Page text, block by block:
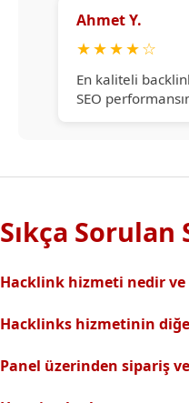
Ahmet Y.
★★★★☆
En kaliteli
SEO
Sıkça
Hacklink hizmeti nedir ve
backlinklerle sitenizin
sıralamalarınız hızlıca
Hacklinks hizmetinin
riski olmadan, en kaliteli
Profesyonel ekibimizle
Panel üzerinden sipariş
Hacklinks paneli kullanıcı